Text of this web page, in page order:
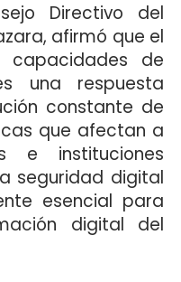
Directivo del
afirmó que el
capacidades de
una respuesta
constante de
que afectan a
e instituciones
seguridad digital
esencial para
digital del